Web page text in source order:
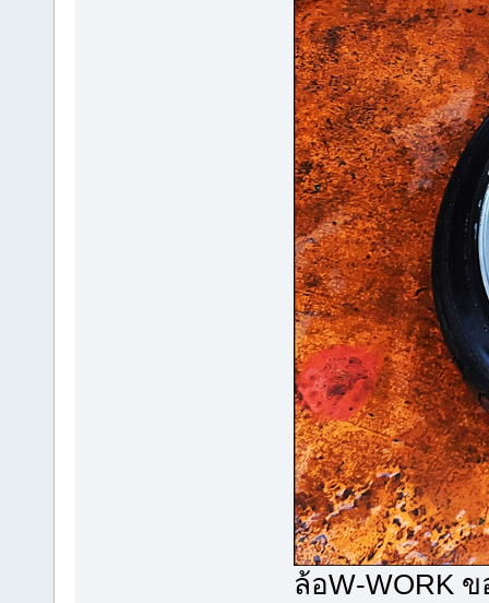
ล้อW-WORK ข